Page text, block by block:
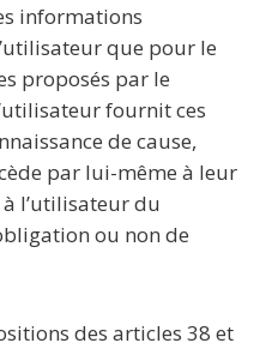
informations
que pour le
proposés par le
fournit ces
de cause,
par lui-même à leur
l’utilisateur du
ou non de
des articles 38 et